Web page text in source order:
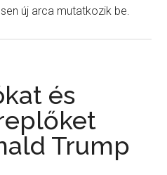
új arca mutatkozik be.
és
Trump